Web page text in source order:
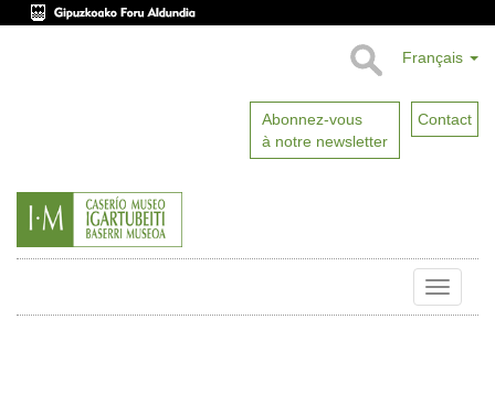
Français
Abonnez-vous
à notre newsletter
Contact
Toggle